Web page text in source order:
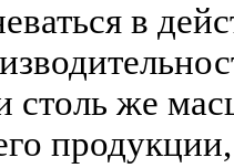
в
столь же